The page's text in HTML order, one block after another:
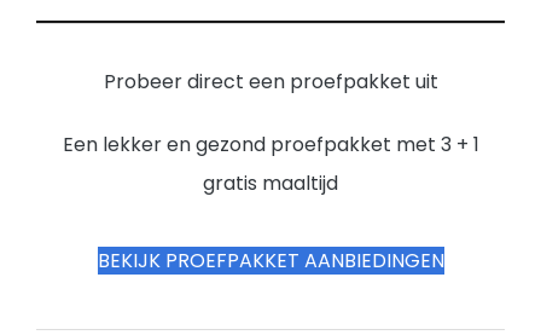
Probeer direct een proefpakket uit
Een lekker en gezond proefpakket met 3 + 1
gratis maaltijd
BEKIJK PROEFPAKKET AANBIEDINGEN